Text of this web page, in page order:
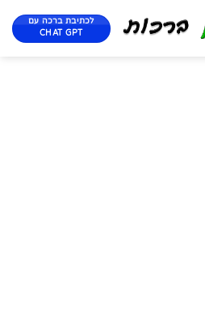
לכתיבת ברכה עם
CHAT GPT